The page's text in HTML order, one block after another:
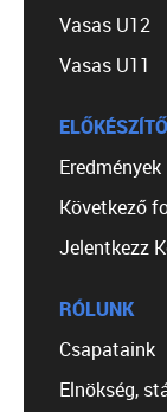
Vasas U12
Vasas U11
ELŐKÉSZÍTŐ
Következő
Jelentkezz
RÓLUNK
Csapataink
Elnökség,